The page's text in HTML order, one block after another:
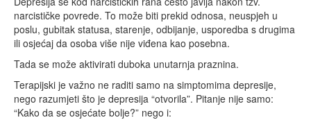
narcističke povrede. To može biti prekid odnosa, neuspjeh u
poslu, gubitak statusa, starenje, odbijanje, usporedba s drugima
ili osjećaj da osoba više nije viđena kao posebna.
Tada se može aktivirati duboka unutarnja praznina.
Terapijski je važno ne raditi samo na simptomima depresije,
nego razumjeti što je depresija “otvorila”. Pitanje nije samo:
“Kako da se osjećate bolje?” nego i: